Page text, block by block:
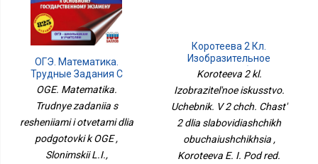
ОГЭ. Математика.
Трудные Задания С
Решениями И Ответами
OGE. Matematika.
Trudnye zadaniia s
resheniiami i otvetami dlia
podgotovki k OGE ,
Slonimskii L.I.,
Коротеева 2 Кл.
Изобразительное
Искусство. Учебник. В 2
Слабовидящих
Обучающихся
Koroteeva 2 kl.
Izobrazitel'noe iskusstvo.
Uchebnik. V 2 chch. Chast'
2 dlia slabovidiashchikh
obuchaiushchikhsia ,
Koroteeva E. I. Pod red.